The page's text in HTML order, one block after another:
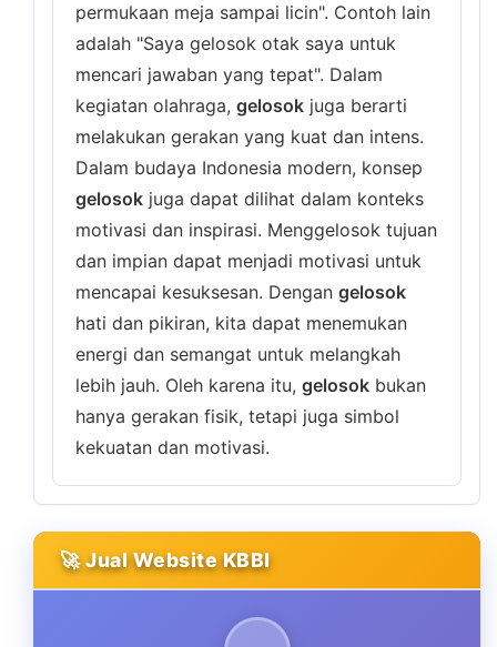
permukaan meja sampai licin". Contoh lain
adalah "Saya gelosok otak saya untuk
mencari jawaban yang tepat". Dalam
kegiatan olahraga, gelosok juga berarti
melakukan gerakan yang kuat dan intens.
Dalam budaya Indonesia modern, konsep
gelosok juga dapat dilihat dalam konteks
motivasi dan inspirasi. Menggelosok tujuan
dan impian dapat menjadi motivasi untuk
mencapai kesuksesan. Dengan gelosok
hati dan pikiran, kita dapat menemukan
energi dan semangat untuk melangkah
lebih jauh. Oleh karena itu, gelosok bukan
hanya gerakan fisik, tetapi juga simbol
kekuatan dan motivasi.
🚀 Jual Website KBBI